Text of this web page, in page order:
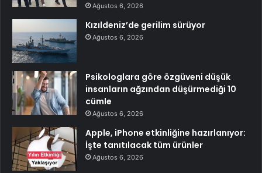
Ağustos 6, 2026
Kızıldeniz’de gerilim sürüyor
Ağustos 6, 2026
Psikologlara göre özgüveni düşük
insanların ağzından düşürmediği 10
cümle
Ağustos 6, 2026
Apple, iPhone etkinliğine hazırlanıyor:
İşte tanıtılacak tüm ürünler
Ağustos 6, 2026